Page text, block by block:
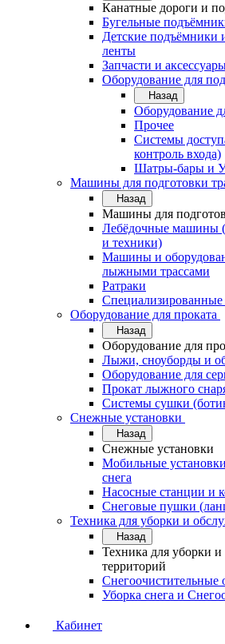
Канатные дороги и
Бугельные
Детские подъёмники
ленты
Запчасти и
Оборудование для
Назад
Оборудование
Прочее
Системы
контроль входа)
Шатры-бары и
Машины для подготовки
Назад
Машины для
Лебёдочные машины
и техники)
Машины и
лыжными трассами
Ратраки
Оборудование для проката
Назад
Оборудование для
Лыжи, сноуборды и
Оборудование для
Прокат лыжного
Системы сушки
Снежные установки
Назад
Снежные установки
Мобильные
снега
Насосные станции и
Снеговые пушки
Техника для уборки и
Назад
Техника для уборки
территорий
Снегоочистительные
Уборка снега и
Кабинет